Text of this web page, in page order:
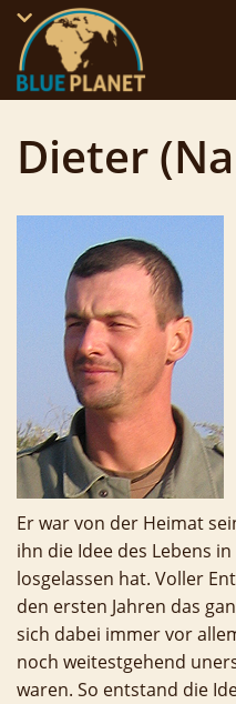
Skip
content
Dieter
Er war von der Heimat
ihn die Idee des Lebens
losgelassen hat. Voller
den ersten Jahren das
sich dabei immer vor
noch weitestgehend
waren. So entstand die